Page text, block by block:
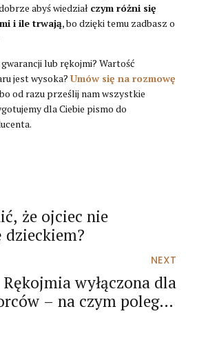
abyś wiedział czym różni się
i ile trwają, bo dzięki temu zadbasz o
lub rękojmi? Wartość
jest wysoka? Umów się na rozmowę
od razu prześlij nam wszystkie
dla Ciebie pismo do
że ojciec nie
dzieckiem?
NEXT
Rękojmia wyłączona dla
– na czym polega i